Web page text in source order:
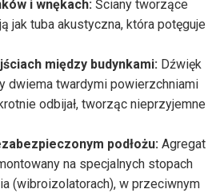
i wnękach: Ściany tworzące
jak tuba akustyczna, która potęguje
między budynkami: Dźwięk
dwiema twardymi powierzchniami
odbijał, tworząc nieprzyjemne
podłożu: Agregat
na specjalnych stopach
(wibroizolatorach), w przeciwnym